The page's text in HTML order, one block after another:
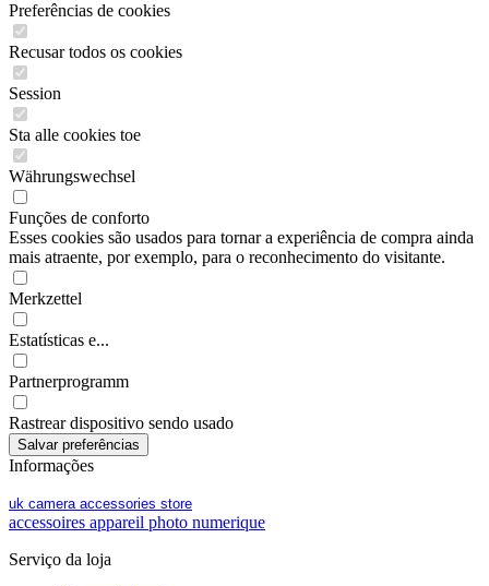
Preferências de cookies
Recusar todos os cookies
Session
Sta alle cookies toe
Währungswechsel
Funções de conforto
Esses cookies são usados para tornar a experiência de compra ainda
mais atraente, por exemplo, para o reconhecimento do visitante.
Merkzettel
Estatísticas e...
Partnerprogramm
Rastrear dispositivo sendo usado
Informações
uk camera accessories store
accessoires appareil photo numerique
Serviço da loja